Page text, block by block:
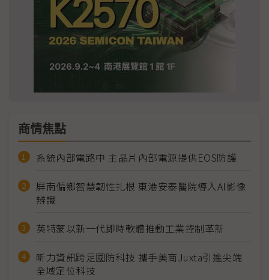
商情焦點
系統內部電路中 主晶片內部電源提供EOS防護
屏南偏鄉智慧韌性扎根 東港安泰醫院導入AI影像
辨識
英特蒙以新一代即時軟體推動工業控制革新
昕力資訊跨足國防科技 攜手美商Juxta引進尖端
全域定位科技